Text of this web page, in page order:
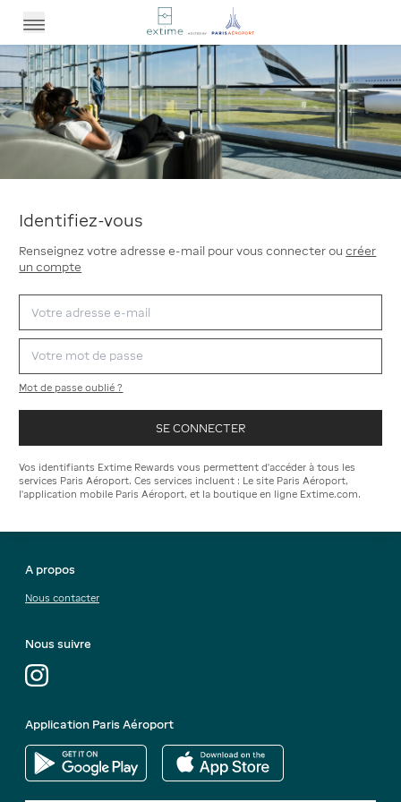
Ouvrir le menu
Identifiez-vous
Renseignez votre adresse e-mail pour vous connecter ou créer
un compte
Mot de passe oublié ?
SE CONNECTER
Vos identifiants Extime Rewards vous permettent d'accéder à tous les
services Paris Aéroport. Ces services incluent : Le site Paris Aéroport,
l'application mobile Paris Aéroport, et la boutique en ligne Extime.com.
A propos
Nous contacter
Nous suivre
Application Paris Aéroport